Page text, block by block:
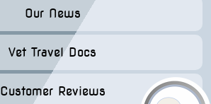
Our News
Vet Travel Docs
Customer Reviews